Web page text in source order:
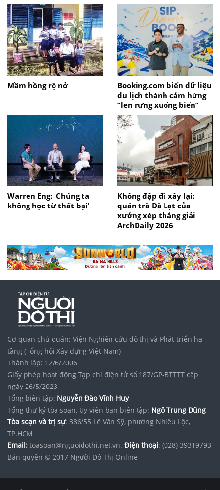
Mầm hồng rộ nở
Booking.com biến dữ liệu
du lịch thành cảm hứng
“lên rừng xuống biển”
Warren Eng: 'Chúng ta
không học từ thất bại'
Không đập đi xây lại:
quán trà Đà Lạt của
xưởng xép thắng giải
ArchDaily 2026
Cơ quan chủ quản: Viện Nghiên cứu đô thị và Phát triển hạ
tầng (Tổng hội Xây dựng Việt Nam)
Thành lập: 12/6/2006
Giấy phép hoạt động Tạp chí điện tử số 187/GP-BTTTT cấp
ngày 26/5/2023
Tổng biên tập: Nguyễn Đào Vĩnh Huy
Tổng thư ký tòa soạn, Ủy viên ban biên tập: Ngô Trung Dũng
Tòa soạn và trị sự: 386/55 Lê Văn Sỹ, phường Nhiêu Lộc,
TP.HCM
Email: toasoan@nguoidothi.net.vn. Điện thoại: (028) 39319793
Bản quyền © 2017 Người Đô Thị Online